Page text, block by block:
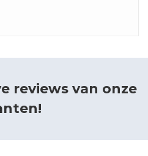
reviews van onze